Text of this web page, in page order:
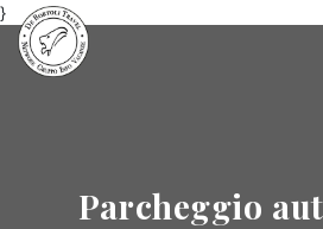
}
Parcheggio